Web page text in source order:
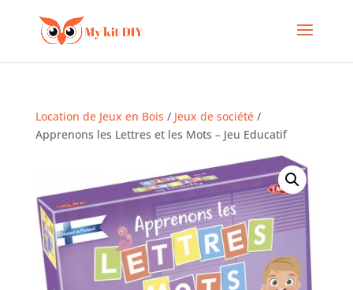
Location de Jeux en Bois / Jeux de société/
Apprenons les Lettres et les Mots – Jeu Educatif